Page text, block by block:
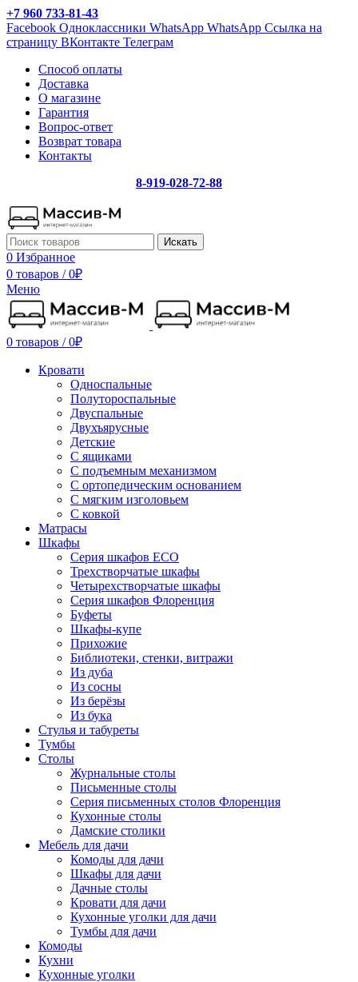
+7 960 733-81-43
Facebook Одноклассники WhatsApp WhatsApp Ссылка на
страницу ВКонтакте Телеграм
Способ оплаты
Доставка
О магазине
Гарантия
Вопрос-ответ
Возврат товара
Контакты
8-919-028-72-88
Искать
0 Избранное
0 товаров / 0₽
Меню
0 товаров / 0₽
Кровати
Односпальные
Полутороспальные
Двуспальные
Двухъярусные
Детские
С ящиками
С подъемным механизмом
С ортопедическим основанием
С мягким изголовьем
С ковкой
Матрасы
Шкафы
Серия шкафов ECO
Трехстворчатые шкафы
Четырехстворчатые шкафы
Серия шкафов Флоренция
Буфеты
Шкафы-купе
Прихожие
Библиотеки, стенки, витражи
Из дуба
Из сосны
Из берёзы
Из бука
Стулья и табуреты
Тумбы
Столы
Журнальные столы
Письменные столы
Серия письменных столов Флоренция
Кухонные столы
Дамские столики
Мебель для дачи
Комоды для дачи
Шкафы для дачи
Дачные столы
Кровати для дачи
Кухонные уголки для дачи
Тумбы для дачи
Комоды
Кухни
Кухонные уголки